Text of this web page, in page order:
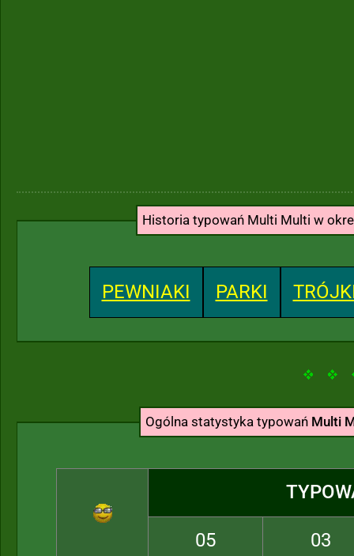
Historia typowań Multi Multi w
PEWNIAKI PARKI
Ogólna statystyka typowań Multi
05 03